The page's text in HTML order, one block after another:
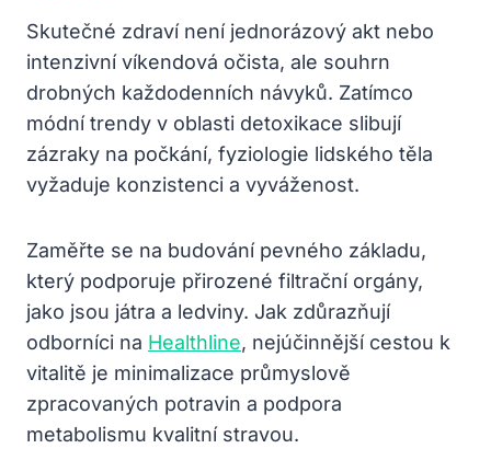
Skutečné zdraví není jednorázový akt nebo
intenzivní víkendová očista, ale souhrn
drobných každodenních návyků. Zatímco
módní trendy v oblasti detoxikace slibují
zázraky na počkání, fyziologie lidského těla
vyžaduje konzistenci a vyváženost.
Zaměřte se na budování pevného základu,
který podporuje přirozené filtrační orgány,
jako jsou játra a ledviny. Jak zdůrazňují
odborníci na Healthline, nejúčinnější cestou k
vitalitě je minimalizace průmyslově
zpracovaných potravin a podpora
metabolismu kvalitní stravou.